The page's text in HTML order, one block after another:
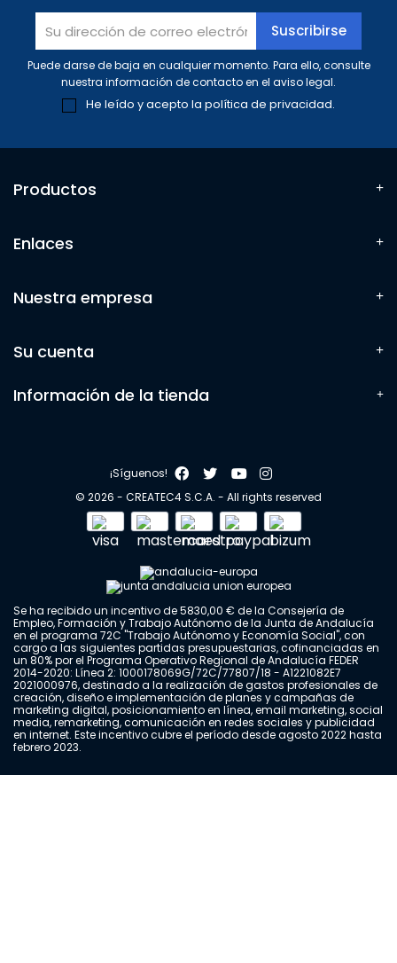
Puede darse de baja en cualquier momento. Para ello, consulte
nuestra información de contacto en el aviso legal.
He leído y acepto la política de privacidad.
Productos
Enlaces
Nuestra empresa
Su cuenta
Información de la tienda
© 2026 - CREATEC4 S.C.A. - All rights reserved
¡Síguenos!
Se ha recibido un incentivo de 5830,00 € de la Consejería de
Empleo, Formación y Trabajo Autónomo de la Junta de Andalucía
en el programa 72C "Trabajo Autónomo y Economía Social", con
cargo a las siguientes partidas presupuestarias, cofinanciadas en
un 80% por el Programa Operativo Regional de Andalucía FEDER
2014-2020: Línea 2: 1000178069G/72C/77807/18 - A1221082E7
2021000976, destinado a la realización de gastos profesionales de
creación, diseño e implementación de planes y campañas de
marketing digital, posicionamiento en línea, email marketing, social
media, remarketing, comunicación en redes sociales y publicidad
en internet. Este incentivo cubre el período desde agosto 2022 hasta
febrero 2023.